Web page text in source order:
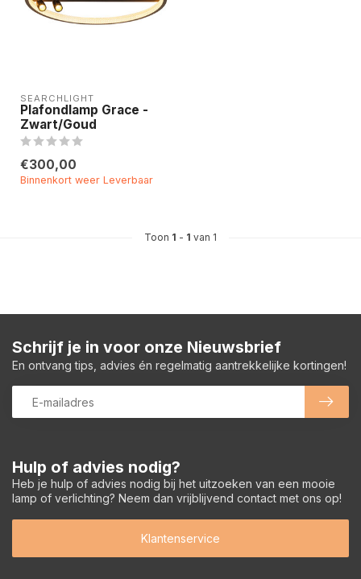
SEARCHLIGHT
Plafondlamp Grace -
Zwart/Goud
€300,00
Binnenkort weer Leverbaar
Toon 1 - 1 van 1
Hulp of advies nodig?
Heb je hulp of advies nodig bij het uitzoeken van een mooie
lamp of verlichting? Neem dan vrijblijvend contact met ons op!
Klantenservice
Schrijf je in voor onze Nieuwsbrief
En ontvang tips, advies én regelmatig aantrekkelijke kortingen!